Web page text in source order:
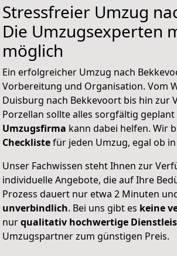
Stressfreier Umzug
Die Umzugsexperten
möglich
Ein erfolgreicher Umzug nach
Vorbereitung und Organisation. Vom
Duisburg nach Bekkevoort bis hin zur
Porzellan sollte alles sorgfältig geplant
Umzugsfirma kann dabei helfen. Wir
Checklistefür jeden Umzug, egal ob
Unser Fachwissen steht Ihnen zur
individuelle Angebote, die auf Ihre
Prozess dauert nur etwa 2 Minuten
unverbindlich. Bei uns gibt es keine
nurqualitativ hochwertige
Umzugspartner zum günstigen Preis.